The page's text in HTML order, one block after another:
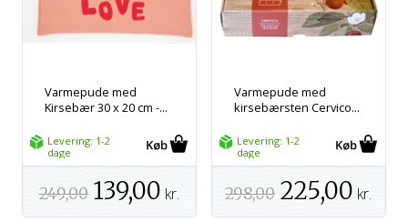
Varmepude med
Kirsebær 30 x 20 cm -...
Levering: 1-2
dage
249,00 139,00 kr.
Varmepude med
kirsebærsten Cervico...
Levering: 1-2
dage
298,00 225,00 kr.